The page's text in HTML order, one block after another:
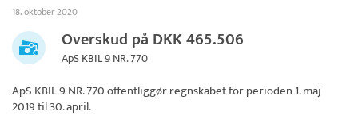
18. oktober 2020
Overskud på DKK 465.506
ApS KBIL 9 NR. 770
ApS KBIL 9 NR. 770offentliggør regnskabet for perioden 1. maj
2019 til 30. april.